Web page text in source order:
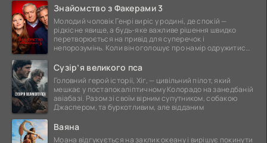
Знайомство з Факерами 3
Молодий чоловік Генрі виріс у родині, де спокій —
рідкісне явище, а будь-яке важливе рішення швидко
перетворюється на привід для суперечок і
непорозумінь. Коли він оголошує про намір одружитися,
Сузір’я великого пса
Головний герой історії, Хіг, — цивільний пілот, який
мешкає у постапокаліптичному Колорадо на занедбаній
авіабазі. Разом зі своїм вірним супутником, собакою
Джаспером, та буркотливим, але відданим
Ваяна
Моана відгукується на заклик океану і вирішує покинути